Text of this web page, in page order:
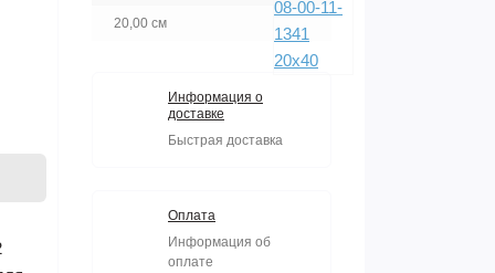
20,00 см
Информация о
доставке
Быстрая доставка
Оплата
Информация об
оплате